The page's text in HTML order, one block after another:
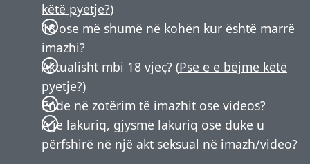
këtë pyetje?)
18 ose më shumë në kohën kur është marrë
imazhi?
Aktualisht mbi 18 vjeç? (Pse e e bëjmë këtë
pyetje?)
Ende në zotërim të imazhit ose videos?
A je lakuriq, gjysmë lakuriq ose duke u
përfshirë në një akt seksual në imazh/video?